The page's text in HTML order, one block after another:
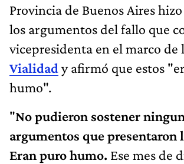
Provincia de Buenos Aires
los argumentos del fallo que
vicepresidenta en el marco de
Vialidady afirmó que estos
humo".
"No pudieron sostener
argumentos que presentaron
Eran puro humo. Ese mes de